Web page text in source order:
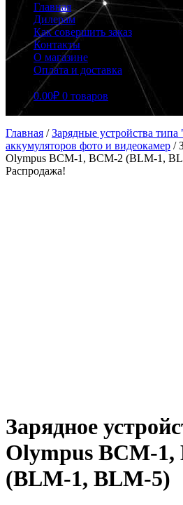
Главная
Дилерам
Как совершить заказ
Контакты
О магазине
Оплата и доставка
0.00₽ 0 товаров
Главная /Зарядные устройства типа
аккумуляторов фото и видеокамер /
Olympus BCM-1, BCM-2 (BLM-1,
Распродажа!
Зарядное
Olympus BCM-1,
(BLM-1, BLM-5)